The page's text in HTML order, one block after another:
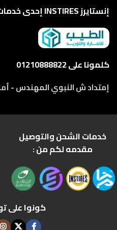
إنستايرز INSTIRES إحدى خدمات
كلمونا على 01210888822
إمتداد ش النبوي المهندس -
خدمات الشحن والتوصيل
مقدمه لكم من :
كونوا على